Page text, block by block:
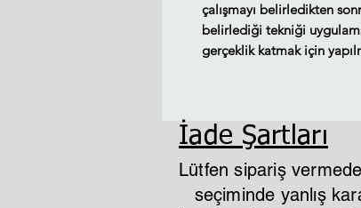
çalışmayı belirledikten
belirlediği tekniği
gerçeklik katmak için
İade Şartları
Lütfen sipariş
seçiminde yanlış